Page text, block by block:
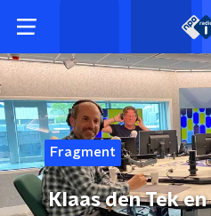
Fragment
Klaas den Tek